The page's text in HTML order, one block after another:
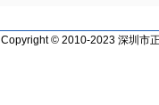
Copyright © 2010-2023 深圳市